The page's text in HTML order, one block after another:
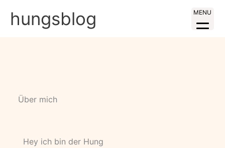
Inhalthungsblog
Über mich
Hey ich bin der Hung
MENU